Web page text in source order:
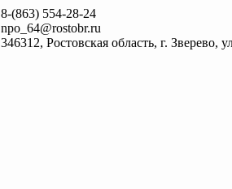
8-(863) 554-28-24
npo_64@rostobr.ru
346312, Ростовская область, г. Зверево,